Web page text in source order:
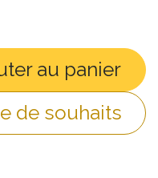
au panier
de souhaits